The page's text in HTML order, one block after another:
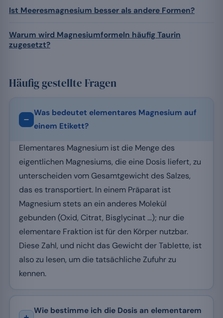
Ist Meeresmagnesium besser als andere Formen?
Warum wird Magnesiumformeln häufig Taurin
zugesetzt?
Häufig gestellte Fragen
Was bedeutet elementares Magnesium auf
einem Etikett?
Elementares Magnesium ist die Menge des
eigentlichen Magnesiums, die eine Dosis liefert, zu
unterscheiden vom Gesamtgewicht des Salzes,
das es transportiert. In einem Präparat ist
Magnesium stets an ein anderes Molekül
gebunden (Oxid, Citrat, Bisglycinat …); nur die
elementare Fraktion ist für den Körper nutzbar.
Diese Zahl, und nicht das Gewicht der Tablette, ist
also zu lesen, um die tatsächliche Zufuhr zu
kennen.
Wie bestimme ich die Dosis an elementarem